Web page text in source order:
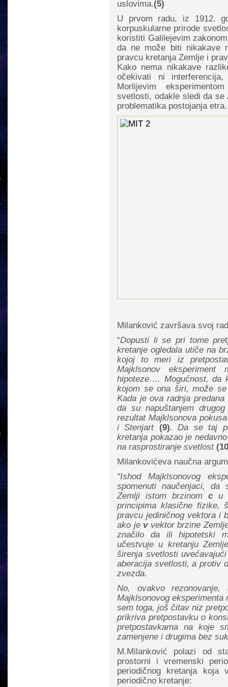
uslovima.(5)
U prvom radu, iz 1912.
korpuskularne prirode
koristiti Galilejevim
da ne može biti nikakave
pravcu kretanja Zemlje i
Kako nema nikakave
očekivati ni
Morlijevim
svetlosti, odakle sledi da se
problematika postojanja etra.
Milanković završava svoj
“Dopusti li se pri tome
kretanje ogledala utiče na
kojoj to meri iz
Majklsonov
hipoteze…. Mogućnost, da
kojom se ona širi, može
Kada je ova radnja
da su napuštanjem
rezultat Majklsonova
i Stenjart (9). Da se taj
kretanja pokazao je
na rasprostiranje svetlost
Milankovićeva naučna
“Ishod Majklsonovog
spomenuti naučenjaci,
Zemlji istom brzinom cu
principima klasične fizike,
pravcu jediničnog vektora i
ako je v vektor brzine
značilo da ili hipotetski
učestvuje u kretanju
širenja svetlosti
aberacija svetlosti, a protiv
zvezda.
No, ovakvo
Majklsonovog
sem toga, još čitav niz
prikriva pretpostavku o
pretpostavkama na koje
zamenjene i drugima bez
M.Milanković polazi od
prostorni i vremenski
periodičnog kretanja
periodično kretanje: